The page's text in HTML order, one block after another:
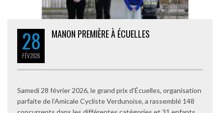
28
FÉV2026
MANON PREMIÈRE À ÉCUELLES
Samedi 28 février 2026, le grand prix d’Écuelles, organisation
parfaite de l’Amicale Cycliste Verdunoise, a rassemblé 148